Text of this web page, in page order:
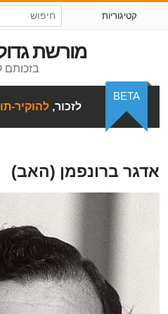
קטיגוריות
מורשת
בזכותם
לזכור,להוקיר-
BETA
אדגר ברונפמן (האב)